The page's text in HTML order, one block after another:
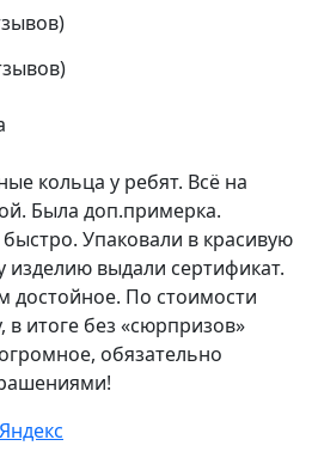
кольца у ребят. Всё на
Была доп.примерка.
Упаковали в красивую
изделию выдали сертификат.
достойное. По стоимости
в итоге без «сюрпризов»
обязательно